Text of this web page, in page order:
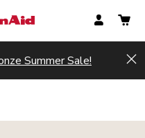
Summer Sale!